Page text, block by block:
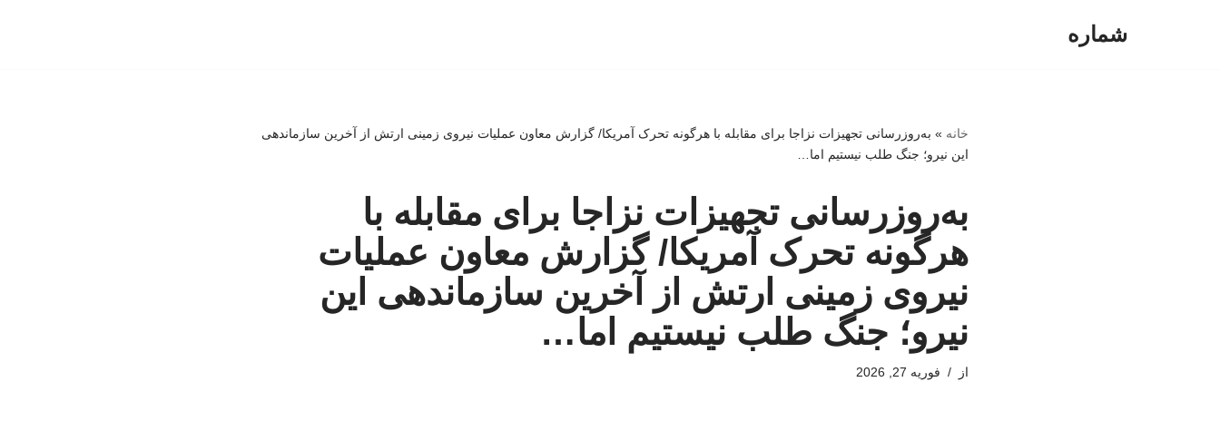
شماره
خانه » به‌روزرسانی تجهیزات نزاجا برای مقابله با هرگونه تحرک آمریکا/ گزارش معاون عملیات نیروی زمینی ارتش از آخرین سازماندهی
این نیرو؛ جنگ طلب نیستیم اما…
به‌روزرسانی تجهیزات نزاجا برای مقابله با
هرگونه تحرک آمریکا/ گزارش معاون عملیات
نیروی زمینی ارتش از آخرین سازماندهی این
نیرو؛ جنگ طلب نیستیم اما…
از فوریه 27, 2026